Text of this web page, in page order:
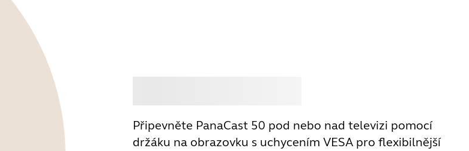
Připevněte PanaCast 50 pod nebo nad televizi pomocí
držáku na obrazovku s uchycením VESA pro flexibilnější